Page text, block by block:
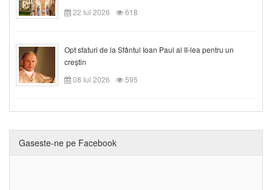
22 Iul 2026
618
Opt sfaturi de la Sfântul Ioan Paul al II-lea pentru un
creștin
08 Iul 2026
595
Gaseste-ne pe Facebook